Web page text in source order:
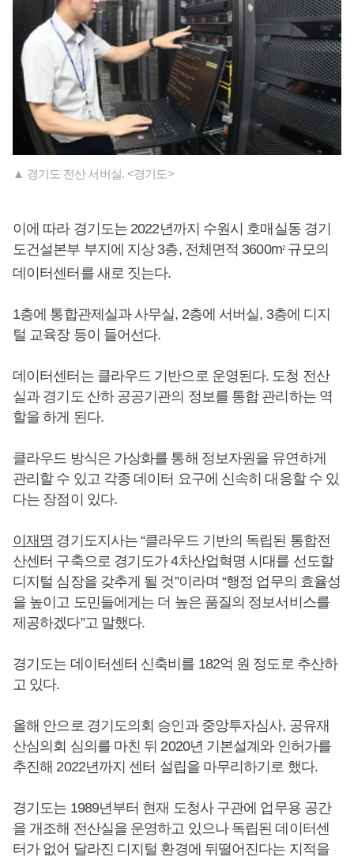
▲ 경기도 전산 서버실. <경기도>
이에 따라 경기도는 2022년까지 수원시 호매실동 경기
도건설본부 부지에 지상 3층, 전체면적 3600m2규모의
데이터센터를 새로 짓는다.
1층에 통합관제실과 사무실, 2층에 서버실, 3층에 디지
털 교육장 등이 들어선다.
데이터센터는 클라우드 기반으로 운영된다. 도청 전산
실과 경기도 산하 공공기관의 정보를 통합 관리하는 역
할을 하게 된다.
클라우드 방식은 가상화를 통해 정보자원을 유연하게
관리할 수 있고 각종 데이터 요구에 신속히 대응할 수 있
다는 장점이 있다.
이재명 경기도지사는 “클라우드 기반의 독립된 통합전
산센터 구축으로 경기도가 4차산업혁명 시대를 선도할
디지털 심장을 갖추게 될 것”이라며 “행정 업무의 효율성
을 높이고 도민들에게는 더 높은 품질의 정보서비스를
제공하겠다”고 말했다.
경기도는 데이터센터 신축비를 182억 원 정도로 추산하
고 있다.
올해 안으로 경기도의회 승인과 중앙투자심사, 공유재
산심의회 심의를 마친 뒤 2020년 기본설계와 인허가를
추진해 2022년까지 센터 설립을 마무리하기로 했다.
경기도는 1989년부터 현재 도청사 구관에 업무용 공간
을 개조해 전산실을 운영하고 있으나 독립된 데이터센
터가 없어 달라진 디지털 환경에 뒤떨어진다는 지적을